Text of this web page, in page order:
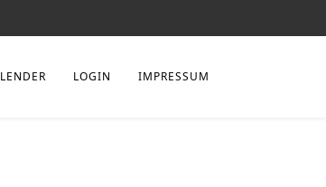
LOGIN IMPRESSUM